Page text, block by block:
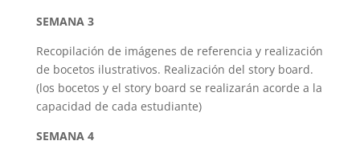
SEMANA 3
Recopilación de imágenes de referencia y realización
de bocetos ilustrativos. Realización del story board.
(los bocetos y el story board se realizarán acorde a la
capacidad de cada estudiante)
SEMANA 4